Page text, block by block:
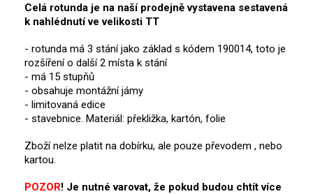
Celá rotunda je na naší prodejně vystavena sestavená
k nahlédnutí ve velikosti TT
- rotunda má 3 stání jako základ s kódem 190014, toto je
rozšíření o další 2 místa k stání
- má 15 stupňů
- obsahuje montážní jámy
- limitovaná edice
- stavebnice. Materiál: překližka, kartón, folie
Zboží nelze platit na dobírku, ale pouze převodem , nebo
kartou.
POZOR! Je nutné varovat, že pokud budou chtít více